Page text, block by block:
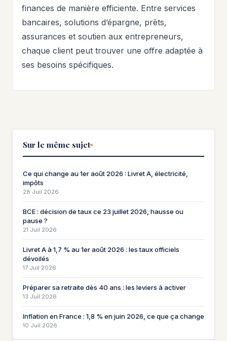
finances de manière efficiente. Entre services
bancaires, solutions d’épargne, prêts,
assurances et soutien aux entrepreneurs,
chaque client peut trouver une offre adaptée à
ses besoins spécifiques.
Sur le même sujet
Ce qui change au 1er août 2026 : Livret A, électricité,
impôts
28 Juil 2026
BCE : décision de taux ce 23 juillet 2026, hausse ou
pause ?
21 Juil 2026
Livret A à 1,7 % au 1er août 2026 : les taux officiels
dévoilés
17 Juil 2026
Préparer sa retraite dès 40 ans : les leviers à activer
13 Juil 2026
Inflation en France : 1,8 % en juin 2026, ce que ça change
10 Juil 2026